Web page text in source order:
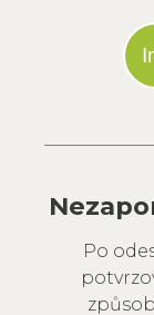
Po